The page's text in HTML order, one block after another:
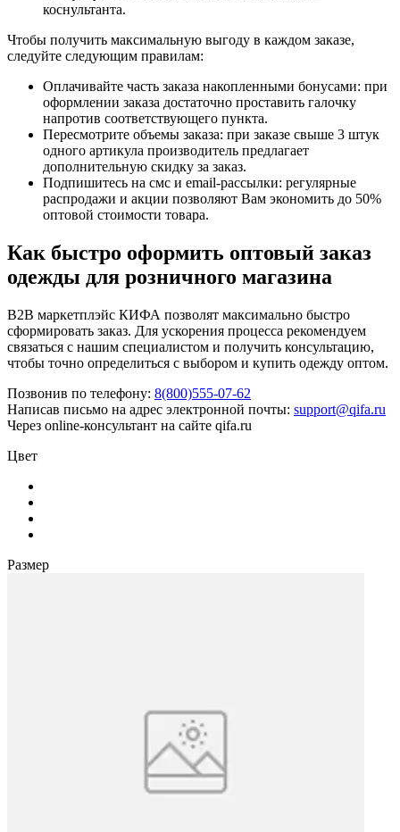
коснультанта.
Чтобы получить максимальную выгоду в каждом заказе,
следуйте следующим правилам:
Оплачивайте часть заказа накопленными бонусами: при
оформлении заказа достаточно проставить галочку
напротив соответствующего пункта.
Пересмотрите объемы заказа: при заказе свыше 3 штук
одного артикула производитель предлагает
дополнительную скидку за заказ.
Подпишитесь на смс и email-рассылки: регулярные
распродажи и акции позволяют Вам экономить до 50%
оптовой стоимости товара.
Как быстро оформить оптовый заказ
одежды для розничного магазина
B2B маркетплэйс КИФА позволят максимально быстро
сформировать заказ. Для ускорения процесса рекомендуем
связаться с нашим специалистом и получить консультацию,
чтобы точно определиться с выбором и купить одежду оптом.
Позвонив по телефону: 8(800)555-07-62
Написав письмо на адрес электронной почты: support@qifa.ru
Через online-консультант на сайте qifa.ru
Цвет
Размер